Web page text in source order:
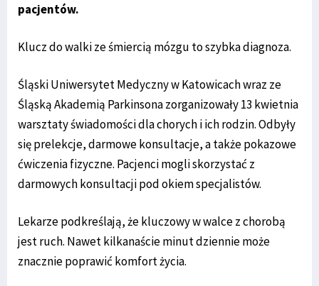
pacjentów.
Klucz do walki ze śmiercią mózgu to szybka diagnoza.
Śląski Uniwersytet Medyczny w Katowicach wraz ze
Śląską Akademią Parkinsona zorganizowały 13 kwietnia
warsztaty świadomości dla chorych i ich rodzin. Odbyły
się prelekcje, darmowe konsultacje, a także pokazowe
ćwiczenia fizyczne. Pacjenci mogli skorzystać z
darmowych konsultacji pod okiem specjalistów.
Lekarze podkreślają, że kluczowy w walce z chorobą
jest ruch. Nawet kilkanaście minut dziennie może
znacznie poprawić komfort życia.